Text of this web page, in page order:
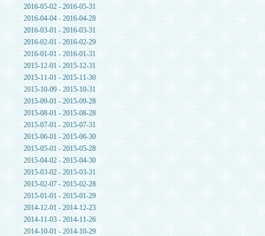
2016-05-02 - 2016-05-31
2016-04-04 - 2016-04-28
2016-03-01 - 2016-03-31
2016-02-01 - 2016-02-29
2016-01-01 - 2016-01-31
2015-12-01 - 2015-12-31
2015-11-01 - 2015-11-30
2015-10-09 - 2015-10-31
2015-09-01 - 2015-09-28
2015-08-01 - 2015-08-28
2015-07-01 - 2015-07-31
2015-06-01 - 2015-06-30
2015-05-01 - 2015-05-28
2015-04-02 - 2015-04-30
2015-03-02 - 2015-03-31
2015-02-07 - 2015-02-28
2015-01-01 - 2015-01-29
2014-12-01 - 2014-12-23
2014-11-03 - 2014-11-26
2014-10-01 - 2014-10-29